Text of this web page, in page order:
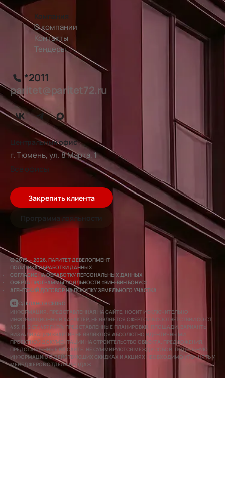
Компания
О компании
Контакты
Тендеры
*2011
paritet@paritet72.ru
Центральный офис
г. Тюмень, ул. 8 Марта, 1
Все офисы
Закрепить клиента
Программа лояльности
© 2016 — 2026, ПАРИТЕТ ДЕВЕЛОПМЕНТ
ПОЛИТИКА ОБРАБОТКИ ДАННЫХ
СОГЛАСИЕ НА ОБРАБОТКУ ПЕРСОНАЛЬНЫХ ДАННЫХ
ОФЕРТА ПРОГРАММЫ ЛОЯЛЬНОСТИ «ВИН-ВИН БОНУС»
АГЕНТСКИЙ ДОГОВОР НА ПОКУПКУ ЗЕМЕЛЬНОГО УЧАСТКА
СДЕЛАНО В CEDRO
ИНФОРМАЦИЯ, ПРЕДСТАВЛЕННАЯ НА САЙТЕ, НОСИТ ИСКЛЮЧИТЕЛЬНО
ИНФОРМАЦИОННЫЙ ХАРАКТЕР, НЕ ЯВЛЯЕТСЯ ОФЕРТОЙ В СООТВЕТСТВИИ СО СТ.
435, П. 2 СТ. 437 ГК РФ. ПРЕДСТАВЛЕННЫЕ ПЛАНИРОВКИ, ПЛОЩАДИ, ВАРИАНТЫ
ВИЗУАЛИЗАЦИИ КВАРТИР НЕ ЯВЛЯЮТСЯ АБСОЛЮТНО ИДЕНТИЧНЫМИ
ПРОЕКТНОЙ ДОКУМЕНТАЦИИ НА СТРОИТЕЛЬСТВО ОБЪЕКТА. ПРЕДЛОЖЕНИЯ,
ПРЕДСТАВЛЕННЫЕ НА САЙТЕ, НЕ СУММИРУЮТСЯ МЕЖДУ СОБОЙ. ПОДРОБНУЮ
ИНФОРМАЦИЮ О ДЕЙСТВУЮЩИХ СКИДКАХ И АКЦИЯХ НЕОБХОДИМО УТОЧНЯТЬ У
МЕНЕДЖЕРОВ ОТДЕЛА ПРОДАЖ.